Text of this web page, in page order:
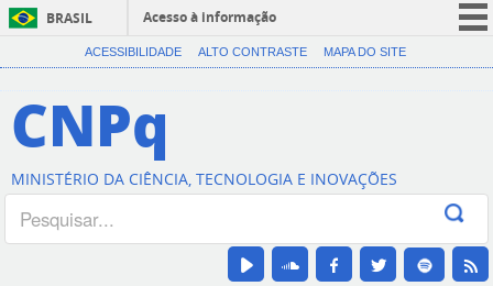
BRASIL
Acesso à informação
CORONAVÍRUS (COVID-19)
Canais
ACESSIBILIDADE ALTO CONTRASTE MAPA DO SITE
CNPq
MINISTÉRIO DA CIÊNCIA, TECNOLOGIA E INOVAÇÕES